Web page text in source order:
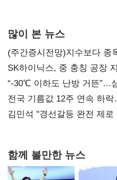
많이 본 뉴스
(주간증시전망)지수보다
SK하이닉스, 중 충칭 공장
없어”
“-30℃ 이하도 난방 거뜬”…
협력
전국 기름값 12주 연속 하
김민석 "경선갈등 완전 제
함께 볼만한 뉴스